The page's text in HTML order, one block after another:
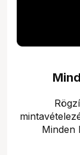
Minden